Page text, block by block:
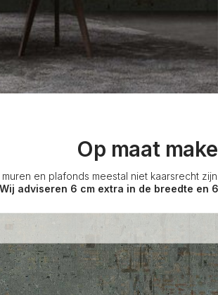
Op maat
en plafonds meestal niet kaarsrecht
Wij adviseren 6 cm extra in de breedte en